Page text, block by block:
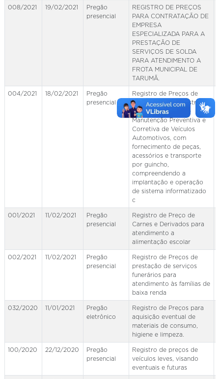
008/2021 19/02/2021
Pregão
presencial
REGISTRO DE PREÇOS
PARA CONTRATAÇÃO DE
EMPRESA
ESPECIALIZADA PARA A
PRESTAÇÃO DE
SERVIÇOS DE SOLDA
PARA ATENDIMENTO A
FROTA MUNICIPAL DE
TARUMÃ.
004/2021 18/02/2021
Pregão
presencial
Registro de Preços de
Serviços de Administração
e Gerenciamento de
Manutenção Preventiva e
Corretiva de Veículos
Automotivos, com
fornecimento de peças,
acessórios e transporte
por guincho,
compreendendo a
implantação e operação
de sistema informatizado
c
001/2021 11/02/2021
Pregão
presencial
Registro de Preço de
Carnes e Derivados para
atendimento a
alimentação escolar
002/2021 11/02/2021
Pregão
presencial
Registro de Preços de
prestação de serviços
funerários para
atendimento às famílias de
baixa renda
032/2020 11/01/2021
Pregão
eletrônico
Registro de Preços para
aquisição eventual de
materiais de consumo,
higiene e limpeza.
100/2020 22/12/2020
Pregão
presencial
Registro de preços de
veículos leves, visando
eventuais e futuras